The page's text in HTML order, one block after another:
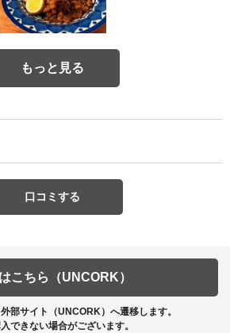
もっと見る
口コミする
こちら（UNCORK）
部サイト（UNCORK）へ遷移します。
できない場合がございます。